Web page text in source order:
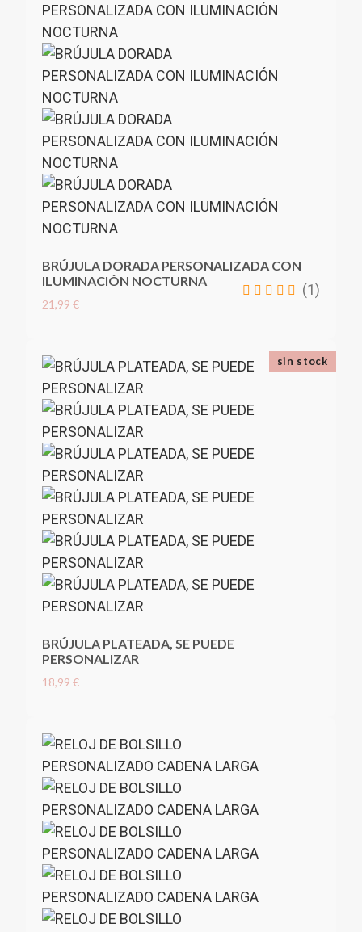
BRÚJULA DORADA PERSONALIZADA CON
ILUMINACIÓN NOCTURNA
21,99 €
(1)
BRÚJULA PLATEADA, SE PUEDE
PERSONALIZAR
18,99 €
sin stock